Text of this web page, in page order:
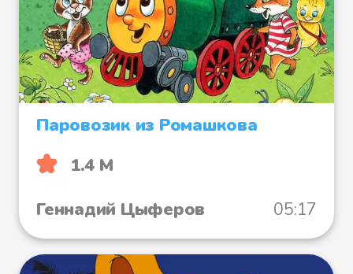
Паровозик из Ромашкова
1.4 М
Геннадий Цыферов
05:17